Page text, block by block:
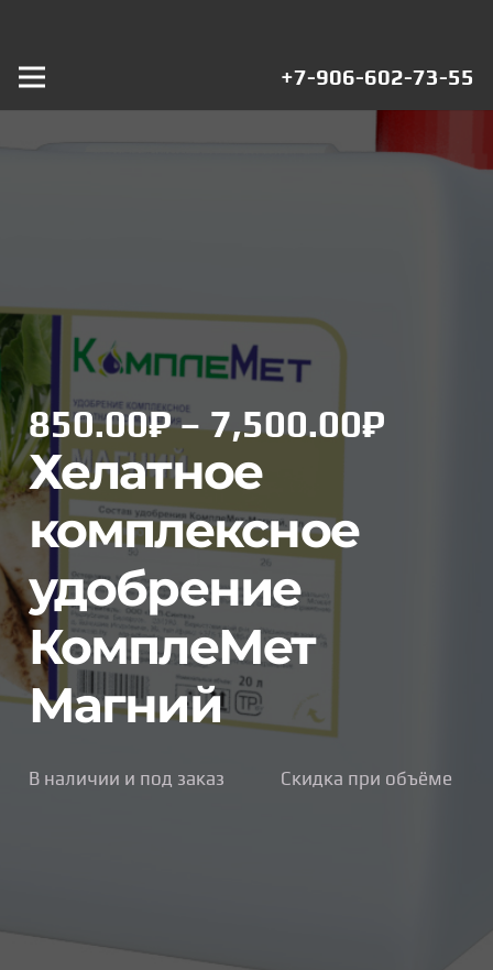
+7-906-602-73-55
850.00₽ – 7,500.00₽
Хелатное
комплексное
удобрение
КомплеМет
Магний
В наличии и под заказ Скидка при объёме